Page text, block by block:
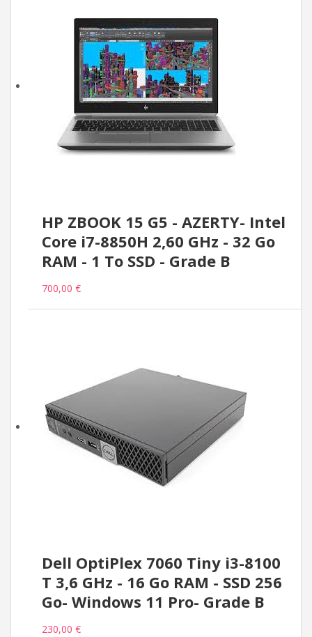
HP ZBOOK 15 G5 - AZERTY- Intel
Core i7-8850H 2,60 GHz - 32 Go
RAM - 1 To SSD - Grade B
700,00 €
Dell OptiPlex 7060 Tiny i3-8100
T 3,6 GHz - 16 Go RAM - SSD 256
Go- Windows 11 Pro- Grade B
230,00 €